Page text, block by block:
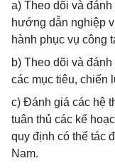
a) Theo dõi và
hướng dẫn nghiệp
hành phục vụ công
b) Theo dõi và
các mục tiêu, chiến
c) Đánh giá các hệ
tuân thủ các kế
quy định có thể tác
Nam.